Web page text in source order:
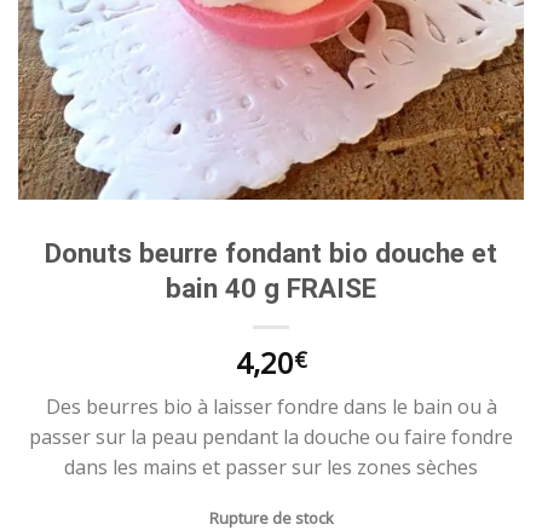
Donuts beurre fondant bio douche et
bain 40 g FRAISE
4,20€
Des beurres bio à laisser fondre dans le bain ou à
passer sur la peau pendant la douche ou faire fondre
dans les mains et passer sur les zones sèches
Rupture de stock